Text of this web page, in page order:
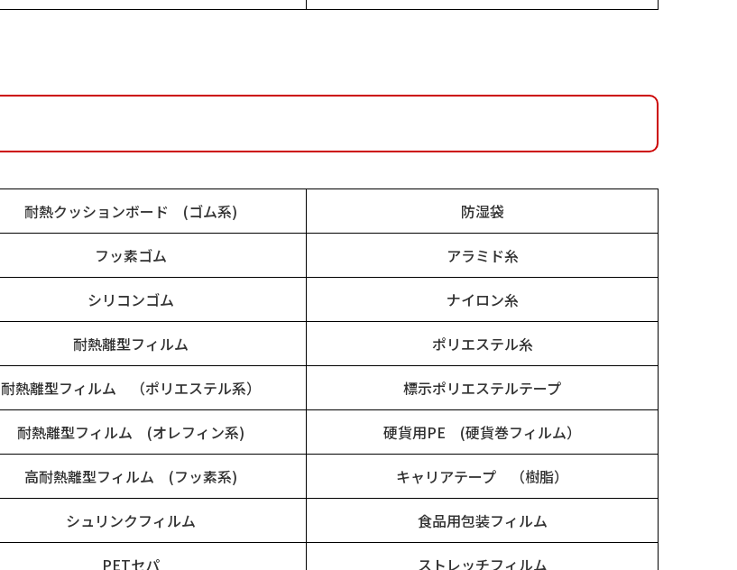
耐熱クッションボード (ゴム系) 防湿袋
フッ素ゴム アラミド糸
シリコンゴム ナイロン糸
耐熱離型フィルム ポリエステル糸
耐熱離型フィルム （ポリエステル系） 標示ポリエステルテープ
耐熱離型フィルム (オレフィン系) 硬貨用PE (硬貨巻フィルム）
高耐熱離型フィルム (フッ素系) キャリアテープ （樹脂）
シュリンクフィルム 食品用包装フィルム
PETセパ ストレッチフィルム